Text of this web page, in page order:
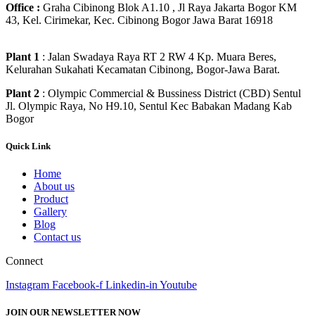
Office : Graha Cibinong Blok A1.10 , Jl Raya Jakarta Bogor KM
43, Kel. Cirimekar, Kec. Cibinong Bogor Jawa Barat 16918
Plant 1 : Jalan Swadaya Raya RT 2 RW 4 Kp. Muara Beres,
Kelurahan Sukahati Kecamatan Cibinong, Bogor-Jawa Barat.
Plant 2 : Olympic Commercial & Bussiness District (CBD) Sentul
Jl. Olympic Raya, No H9.10, Sentul Kec Babakan Madang Kab
Bogor
Quick Link
Home
About us
Product
Gallery
Blog
Contact us
Connect
Instagram Facebook-f Linkedin-in Youtube
JOIN OUR NEWSLETTER NOW